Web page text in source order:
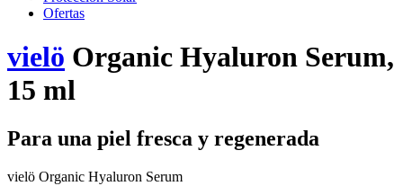
Ofertas
vielö Organic Hyaluron Serum,
15 ml
Para una piel fresca y regenerada
vielö Organic Hyaluron Serum